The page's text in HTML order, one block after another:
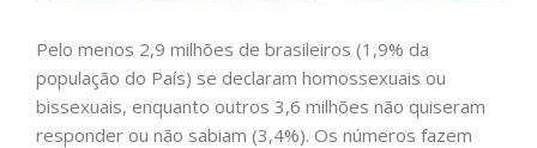
Pelo menos 2,9 milhões de brasileiros (1,9% da
população do País) se declaram homossexuais ou
bissexuais, enquanto outros 3,6 milhões não quiseram
responder ou não sabiam (3,4%). Os números fazem